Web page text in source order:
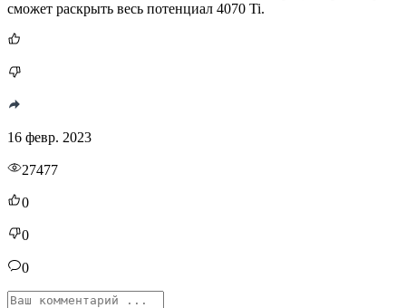
сможет раскрыть весь потенциал 4070 Ti.
16 февр. 2023
27477
0
0
0